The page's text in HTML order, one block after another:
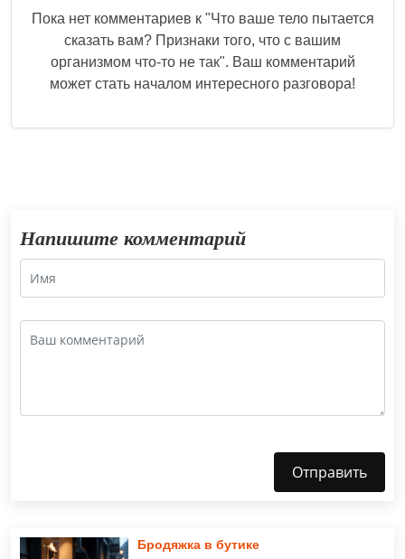
Пока нет комментариев к "Что ваше тело пытается
сказать вам? Признаки того, что с вашим
организмом что-то не так". Ваш комментарий
может стать началом интересного разговора!
Напишите комментарий
Отправить
Бродяжка в бутике